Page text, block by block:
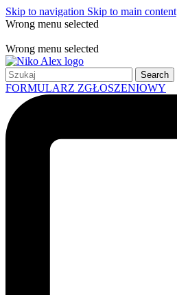
Skip to navigation Skip to main content
Wrong menu selected
Wrong menu selected
Search
FORMULARZ ZGŁOSZENIOWY